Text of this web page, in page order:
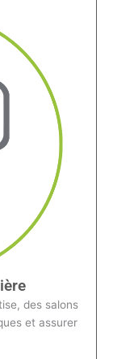
des salons
et assurer